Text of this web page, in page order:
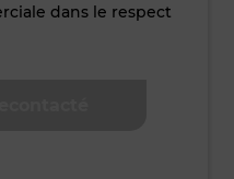
dans le respect